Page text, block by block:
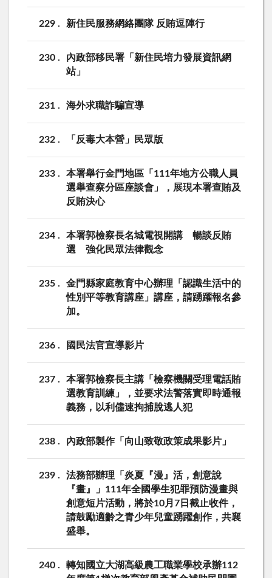
229 新住民服務網絡團隊 反賄逗陣行
230
內政部移民署「新住民培力發展資訊網
站」
231 海外求職詐騙宣導
232 「反毒大本營」民眾版
233
本署舉行金門地區「111年地方公職人員
選舉查察分區座談會」，展現本署查賄及
反賄決心
234
本署郭檢察長名城電視開講 暢談反賄
選 強化民眾法律觀念
235
金門縣家庭教育中心辦理「認識生活中的
性別平等教育講座」講座，請踴躍報名參
加。
236 國民法官宣導影片
237
本署郭檢察長主講「檢察機關受理電話賄
選教育訓練」，並要求法警落實即時通報
義務，以利儘速拘捕脫逃人犯
238 內政部製作「向山致敬政策成果影片」
239
法務部辦理「炎夏『漫』活，創意說
『畫』」111年全國學生犯罪預防漫畫與
創意短片活動，將於10月7日截止收件，
請鼓勵適齡之青少年兒童踴躍創作，共襄
盛舉。
240
轉知國立大湖高級農工職業學校承辦112